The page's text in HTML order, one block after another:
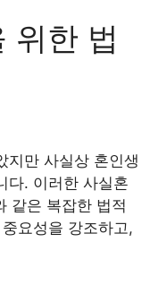
위한 법
지만 사실상 혼인생
다. 이러한 사실혼
같은 복잡한 법적
요성을 강조하고,